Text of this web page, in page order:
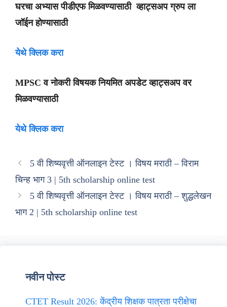
घरचा अभ्यास पीडीएफ मिळवण्यासाठी व्हाट्सअप ग्रुप ला
जॉईन होण्यासाठी
येथे क्लिक करा
MPSC व नोकरी विषयक नियमित अपडेट व्हाट्सअप वर
मिळवण्यासाठी
येथे क्लिक करा
5 वी शिष्यवृत्ती ऑनलाइन टेस्ट । विषय मराठी – विराम
चिन्ह भाग 3 | 5th scholarship online test
5 वी शिष्यवृत्ती ऑनलाइन टेस्ट । विषय मराठी – शुद्धलेखन
भाग 2 | 5th scholarship online test
नवीन पोस्ट
CTET Result 2026: केंद्रीय शिक्षक पात्रता परीक्षेचा